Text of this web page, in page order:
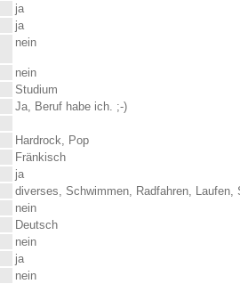
ja
ja
nein
nein
Studium
Ja, Beruf habe ich. ;-)
Hardrock, Pop
Fränkisch
ja
diverses, Schwimmen, Radfahren, Laufen,
nein
Deutsch
nein
ja
nein